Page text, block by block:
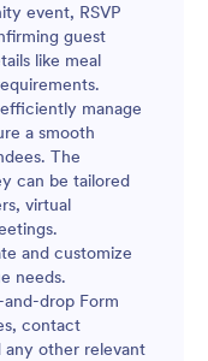
event, RSVP
guest
like meal
manage
a smooth
The
can be tailored
virtual
and customize
needs.
drop Form
contact
any other relevant